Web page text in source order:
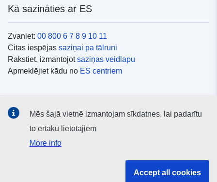
Kā sazināties ar ES
Zvaniet: 00 800 6 7 8 9 10 11
Citas iespējas saziņai pa tālruni
Rakstiet, izmantojotsaziņas veidlapu
Apmeklējiet kādu no ES centriem
ES kontisociālajos medijos
Mēs šajā vietnē izmantojam sīkdatnes, lai padarītu
to ērtāku lietotājiem
More info
Accept all cookies